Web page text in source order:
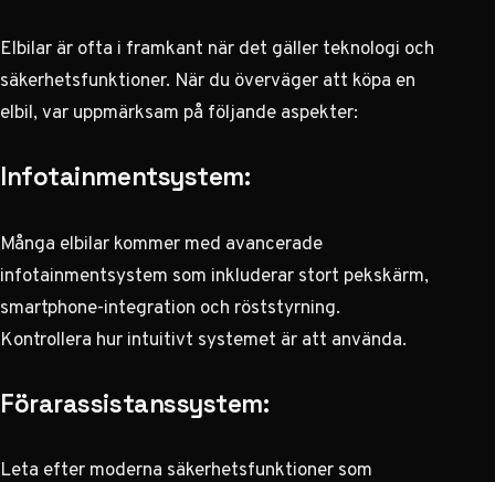
Elbilar är ofta i framkant när det gäller teknologi och
säkerhetsfunktioner. När du överväger att köpa en
elbil, var uppmärksam på följande aspekter:
Infotainmentsystem:
Många elbilar kommer med avancerade
infotainmentsystem som inkluderar stort pekskärm,
smartphone-integration och röststyrning.
Kontrollera hur intuitivt systemet är att använda.
Förarassistanssystem:
Leta efter moderna säkerhetsfunktioner som